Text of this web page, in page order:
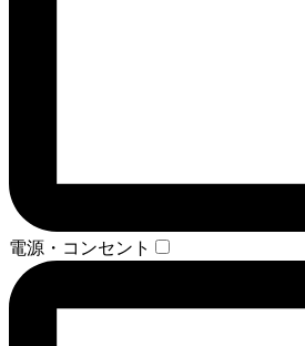
電源・コンセント